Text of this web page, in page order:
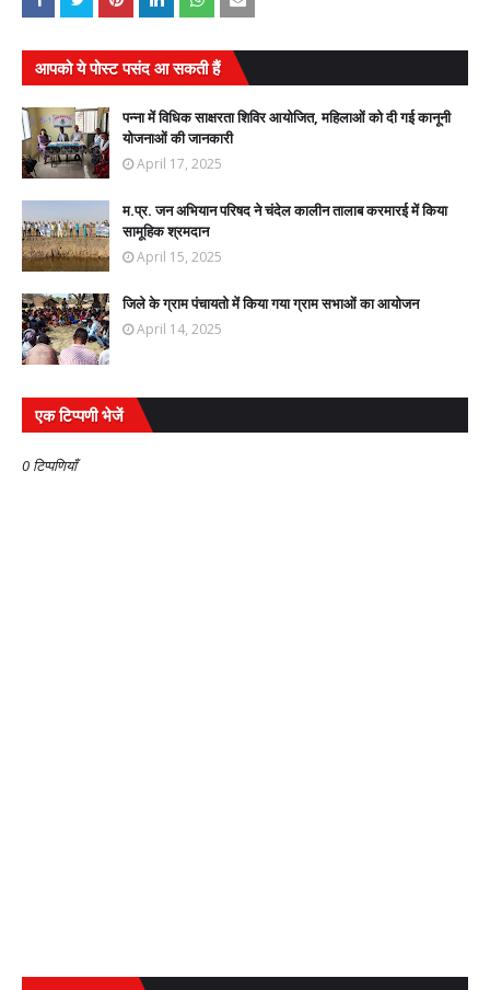
आपको ये पोस्ट पसंद आ सकती हैं
पन्ना में विधिक साक्षरता शिविर आयोजित, महिलाओं को दी गई कानूनी
योजनाओं की जानकारी
April 17, 2025
म.प्र. जन अभियान परिषद ने चंदेल कालीन तालाब करमारई में किया
सामूहिक श्रमदान
April 15, 2025
जिले के ग्राम पंचायतो में किया गया ग्राम सभाओं का आयोजन
April 14, 2025
एक टिप्पणी भेजें
0 टिप्पणियाँ